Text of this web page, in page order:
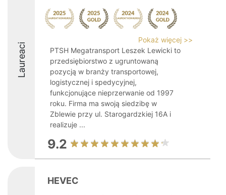
Laureaci
Pokaż więcej >>
PTSH Megatransport Leszek Lewicki to
przedsiębiorstwo z ugruntowaną
pozycją w branży transportowej,
logistycznej i spedycyjnej,
funkcjonujące nieprzerwanie od 1997
roku. Firma ma swoją siedzibę w
Zblewie przy ul. Starogardzkiej 16A i
realizuje ...
9.2
HEVEC